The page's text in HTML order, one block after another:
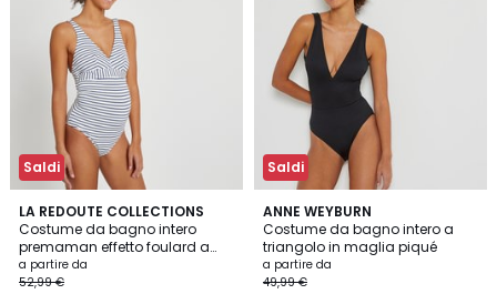
Saldi
LA REDOUTE COLLECTIONS
Costume da bagno intero
premaman effetto foulard a
righe
a partire da
52,99 €
3,9
/ 5
2
Colori
Saldi
ANNE WEYBURN
Costume da bagno intero a
triangolo in maglia piqué
a partire da
49,99 €
4,5
/ 5
2
Colori